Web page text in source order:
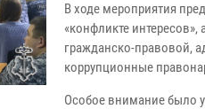
В ходе мероприятия
«конфликте
гражданско-правовой,
коррупционные
Особое внимание было